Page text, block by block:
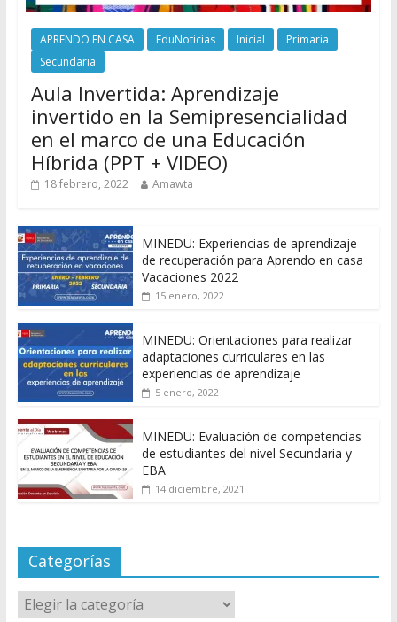
APRENDO EN CASA EduNoticias Inicial
Primaria
Secundaria
Aula Invertida: Aprendizaje
invertido en la Semipresencialidad
en el marco de una Educación
Híbrida (PPT + VIDEO)
18 febrero, 2022 Amawta
MINEDU: Experiencias de aprendizaje
de recuperación para Aprendo en casa
Vacaciones 2022
15 enero, 2022
MINEDU: Orientaciones para realizar
adaptaciones curriculares en las
experiencias de aprendizaje
5 enero, 2022
MINEDU: Evaluación de competencias
de estudiantes del nivel Secundaria y
EBA
14 diciembre, 2021
Categorías
Categorías